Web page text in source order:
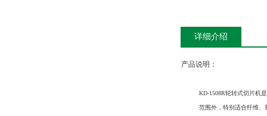
详细介绍
产品说明：
KD-1508R轮转式切片机
范围外，特别适合纤维、